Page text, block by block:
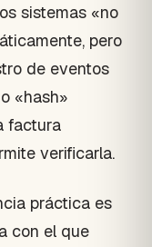
sistemas «no
pero
de eventos
«hash»
factura
verificarla.
práctica es
con el que